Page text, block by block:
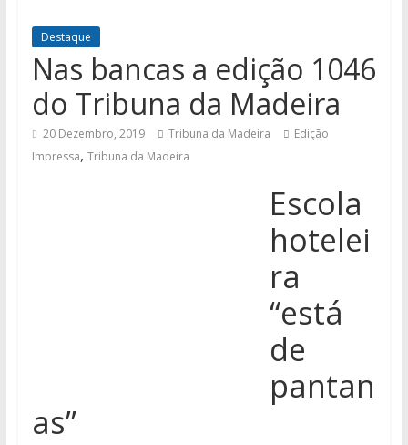
Destaque
Nas bancas a edição 1046
do Tribuna da Madeira
20 Dezembro, 2019 Tribuna da Madeira
Edição
Impressa, Tribuna da Madeira
Escola
hotelei
ra
“está
de
pantan
as”